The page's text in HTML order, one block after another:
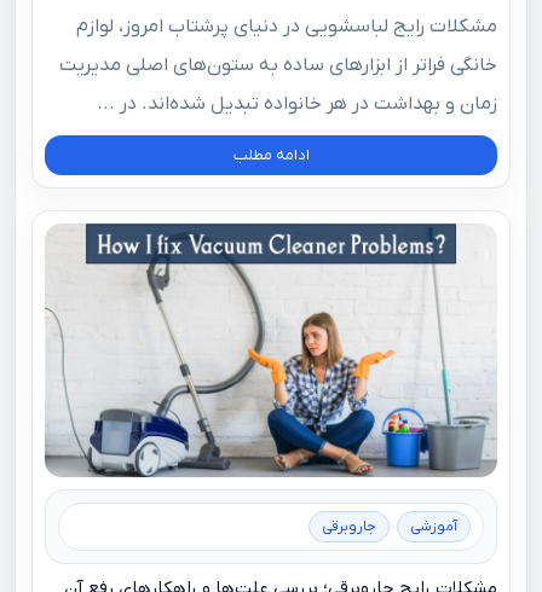
مشکلات رایج لباسشویی در دنیای پرشتاب امروز، لوازم
خانگی فراتر از ابزارهای ساده به ستون‌های اصلی مدیریت
زمان و بهداشت در هر خانواده تبدیل شده‌اند. در ...
ادامه مطلب
آموزشی جاروبرقی